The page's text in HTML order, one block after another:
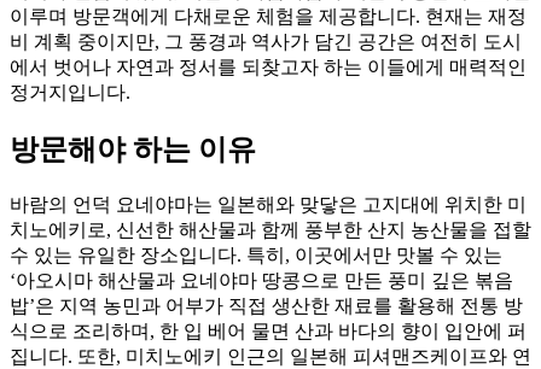
이루며 방문객에게 다채로운 체험을 제공합니다. 현재는 재정
비 계획 중이지만, 그 풍경과 역사가 담긴 공간은 여전히 도시
에서 벗어나 자연과 정서를 되찾고자 하는 이들에게 매력적인
정거지입니다.
방문해야 하는 이유
바람의 언덕 요네야마는 일본해와 맞닿은 고지대에 위치한 미
치노에키로, 신선한 해산물과 함께 풍부한 산지 농산물을 접할
수 있는 유일한 장소입니다. 특히, 이곳에서만 맛볼 수 있는
‘아오시마 해산물과 요네야마 땅콩으로 만든 풍미 깊은 볶음
밥’은 지역 농민과 어부가 직접 생산한 재료를 활용해 전통 방
식으로 조리하며, 한 입 베어 물면 산과 바다의 향이 입안에 퍼
집니다. 또한, 미치노에키 인근의 일본해 피셔맨즈케이프와 연